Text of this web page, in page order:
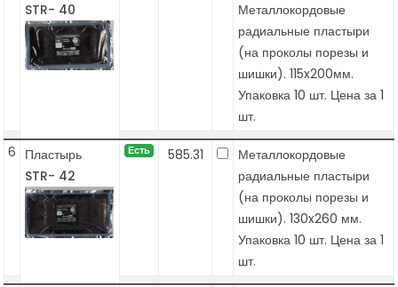
STR- 40
Металлокордовые
радиальные пластыри
(на проколы порезы и
шишки). 115x200мм.
Упаковка 10 шт. Цена за 1
шт.
6 Пластырь
STR- 42
Есть 585.31
Металлокордовые
радиальные пластыри
(на проколы порезы и
шишки). 130x260 мм.
Упаковка 10 шт. Цена за 1
шт.